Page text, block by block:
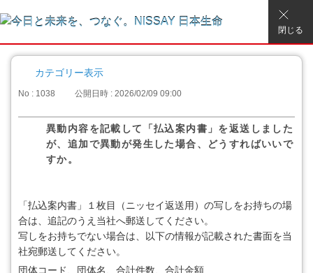
閉じる
カテゴリー表示
No : 1038 公開日時 : 2026/02/09 09:00
異動内容を記載して「払込案内書」を返送しました
が、追加で異動が発生した場合、どうすればいいで
すか。
「払込案内書」１枚目（ニッセイ返送用）の写しをお持ちの場
合は、追記のうえ当社へ郵送してください。
写しをお持ちでない場合は、以下の情報が記載された書面を当
社宛郵送してください。
団体コード、団体名、合計件数、合計金額